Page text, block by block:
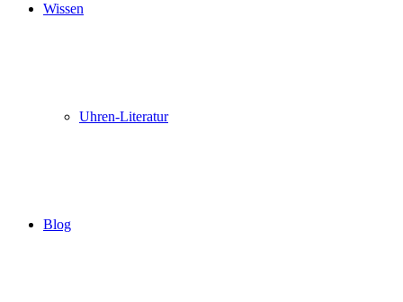
Wissen
Uhren-Literatur
Blog